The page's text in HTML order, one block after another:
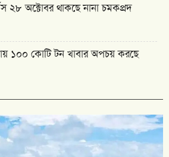
প্রায় ১০০ কোটি টন খাবার অপচয় করছে